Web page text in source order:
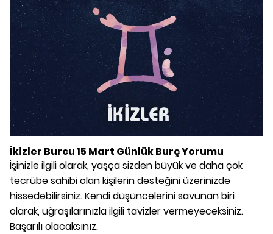
İkizler Burcu 15 Mart Günlük Burç Yorumu
İşinizle ilgili olarak, yaşça sizden büyük ve daha çok
tecrübe sahibi olan kişilerin desteğini üzerinizde
hissedebilirsiniz. Kendi düşüncelerini savunan biri
olarak, uğraşılarınızla ilgili tavizler vermeyeceksiniz.
Başarılı olacaksınız.